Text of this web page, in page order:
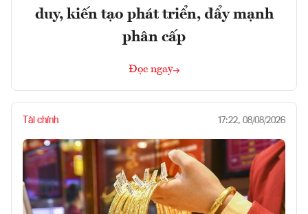
duy, kiến tạo phát triển, đẩy mạnh
phân cấp
Đọc ngay
Tài chính 17:22, 08/08/2026